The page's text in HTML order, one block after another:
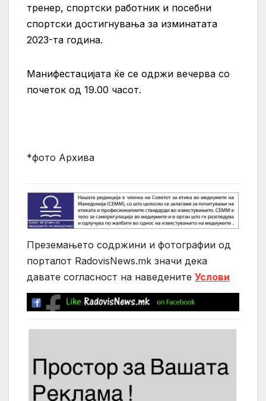
тренер, спортски работник и посебни
спортски достигнувања за изминатата
2023-та година.
Манифестацијата ќе се одржи вечерва со
почеток од 19.00 часот.
*фото Архива
Преземањето содржини и фотографии од
порталот RadovisNews.mk значи дека
давате согласност на нaведените Услови